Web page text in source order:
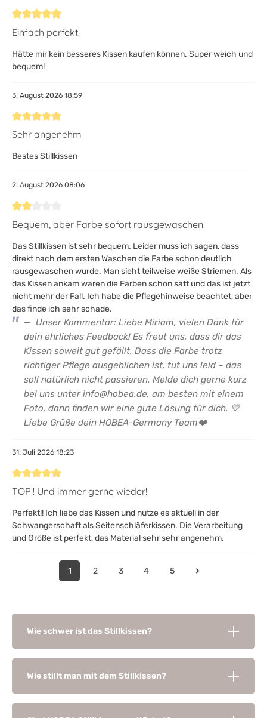
Bewertung mit 5 von 5 Sternen
Einfach perfekt!
Hätte mir kein besseres Kissen kaufen können. Super weich und
bequem!
3. August 2026 18:59
Bewertung mit 5 von 5 Sternen
Sehr angenehm
Bestes Stillkissen
2. August 2026 08:06
Bewertung mit 2 von 5 Sternen
Bequem, aber Farbe sofort rausgewaschen.
Das Stillkissen ist sehr bequem. Leider muss ich sagen, dass
direkt nach dem ersten Waschen die Farbe schon deutlich
rausgewaschen wurde. Man sieht teilweise weiße Striemen. Als
das Kissen ankam waren die Farben schön satt und das ist jetzt
nicht mehr der Fall. Ich habe die Pflegehinweise beachtet, aber
das finde ich sehr schade.
Unser Kommentar: Liebe Miriam, vielen Dank für
dein ehrliches Feedback! Es freut uns, dass dir das
Kissen soweit gut gefällt. Dass die Farbe trotz
richtiger Pflege ausgeblichen ist, tut uns leid – das
soll natürlich nicht passieren. Melde dich gerne kurz
bei uns unter info@hobea.de, am besten mit einem
Foto, dann finden wir eine gute Lösung für dich. 💛
Liebe Grüße dein HOBEA-Germany Team❤️
31. Juli 2026 18:23
Bewertung mit 5 von 5 Sternen
TOP!! Und immer gerne wieder!
Perfekt!! Ich liebe das Kissen und nutze es aktuell in der
Schwangerschaft als Seitenschläferkissen. Die Verarbeitung
und Größe ist perfekt, das Material sehr sehr angenehm.
1 2 3 4 5
Wie schwer ist das Stillkissen?
Wie stillt man mit dem Stillkissen?